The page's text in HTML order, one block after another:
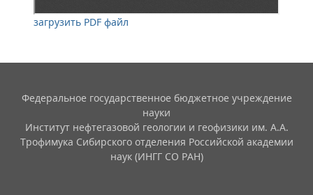
загрузить PDF файл
Федеральное государственное бюджетное учреждение
науки
Институт нефтегазовой геологии и геофизики им. А.А.
Трофимука Сибирского отделения Российской академии
наук (ИНГГ СО РАН)